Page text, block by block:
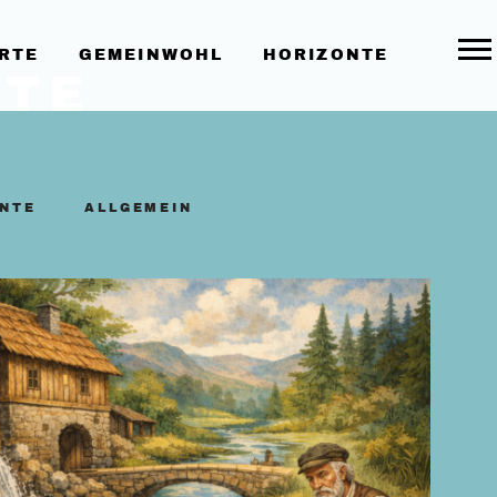
GEMEINWOHL HORIZONTE
FILTER BY
ALLGEMEIN